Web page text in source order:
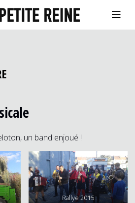
un band enjoué !
Rallye 2015